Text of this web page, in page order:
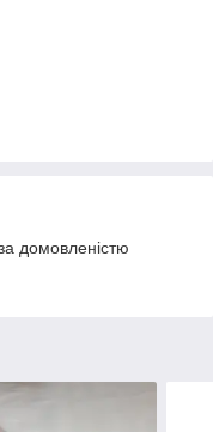
домовленістю